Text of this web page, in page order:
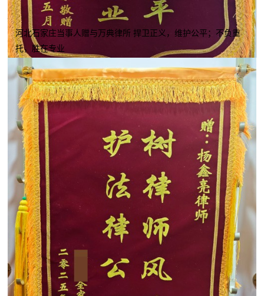
河北石家庄当事人赠与万典律所 捍卫正义，维护公平；不负重
托，胜在专业